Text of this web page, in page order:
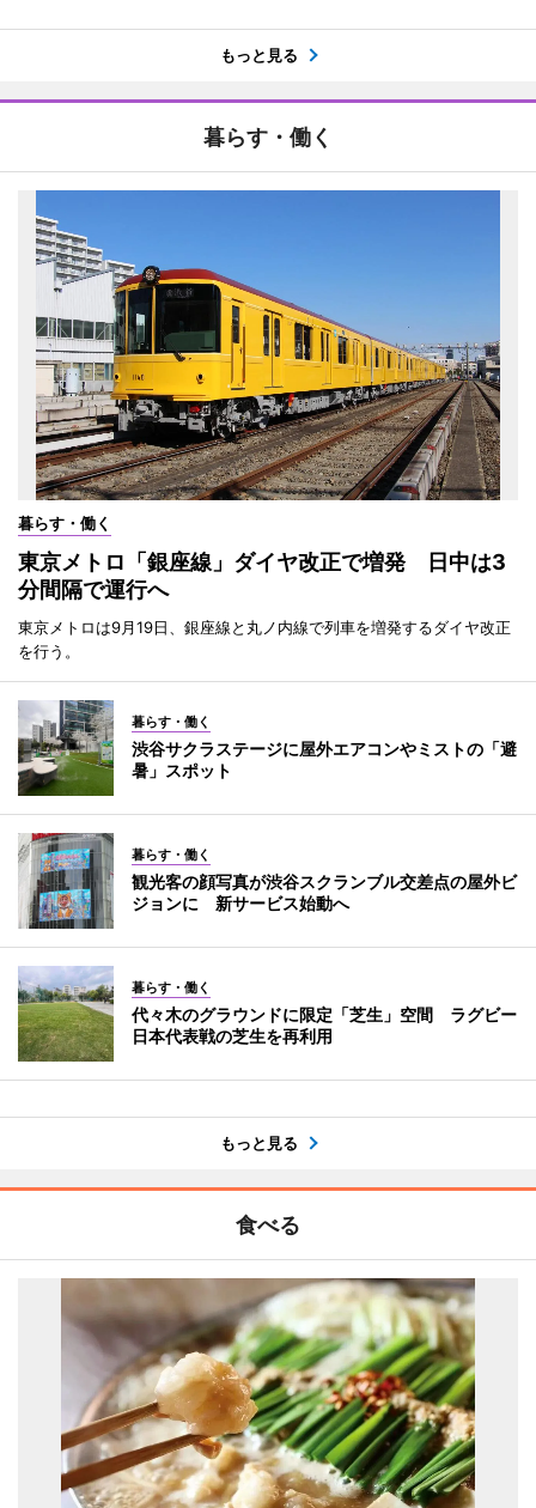
もっと見る
暮らす・働く
暮らす・働く
東京メトロ「銀座線」ダイヤ改正で増発 日中は3
分間隔で運行へ
東京メトロは9月19日、銀座線と丸ノ内線で列車を増発するダイヤ改正
を行う。
暮らす・働く
渋谷サクラステージに屋外エアコンやミストの「避
暑」スポット
暮らす・働く
観光客の顔写真が渋谷スクランブル交差点の屋外ビ
ジョンに 新サービス始動へ
暮らす・働く
代々木のグラウンドに限定「芝生」空間 ラグビー
日本代表戦の芝生を再利用
もっと見る
食べる